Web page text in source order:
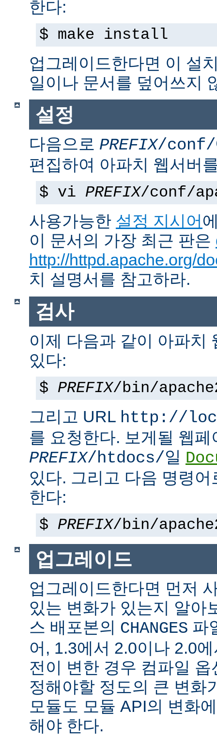
한다:
$ make install
업그레이드한다면 이 설
일이나 문서를 덮어쓰지
설정
다음으로 PREFIX/conf/
편집하여 아파치 웹서버
$ vi PREFIX/conf/
사용가능한 설정 지시어
이 문서의 가장 최근 판은
http://httpd.apache.org/
치 설명서를 참고하라.
검사
이제 다음과 같이 아파치
있다:
$ PREFIX/bin/
그리고 URL http://
를 요청한다. 보게될 웹
PREFIX/htdocs/일
있다. 그리고 다음 명령
한다:
$ PREFIX/bin/
업그레이드
업그레이드한다면 먼저
있는 변화가 있는지 알아
스 배포본의 CHANGES 파
어, 1.3에서 2.0이나 2.0
전이 변한 경우 컴파일
정해야할 정도의 큰 변화
모듈도 모듈 API의 변화
해야 한다.